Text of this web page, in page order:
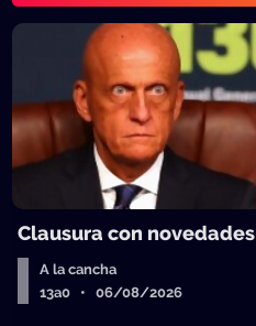
Clausura con novedades
A la cancha
13a0 • 06/08/2026